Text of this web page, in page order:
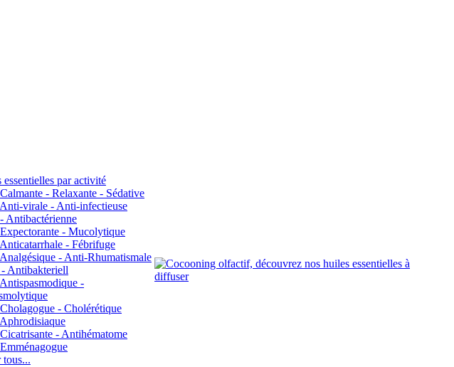
par activité
- Relaxante - Sédative
virale - Anti-infectieuse
Antibactérienne
- Mucolytique
- Fébrifuge
- Anti-Rhumatismale
Antibakteriell
-
- Cholérétique
- Antihématome
tous...